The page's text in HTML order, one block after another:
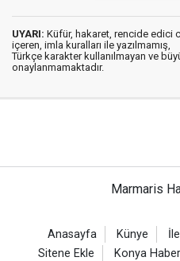
UYARI: Küfür, hakaret, rencide edici
içeren, imla kuralları ile yazılmamış,
Türkçe karakter kullanılmayan ve
onaylanmamaktadır.
Marmaris
Anasayfa Künye
Sitene Ekle
Konya Haber